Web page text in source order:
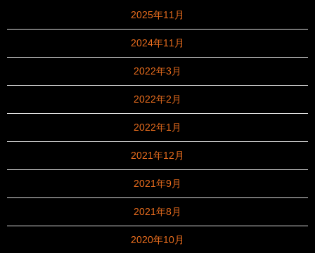
2025年11月
2024年11月
2022年3月
2022年2月
2022年1月
2021年12月
2021年9月
2021年8月
2020年10月